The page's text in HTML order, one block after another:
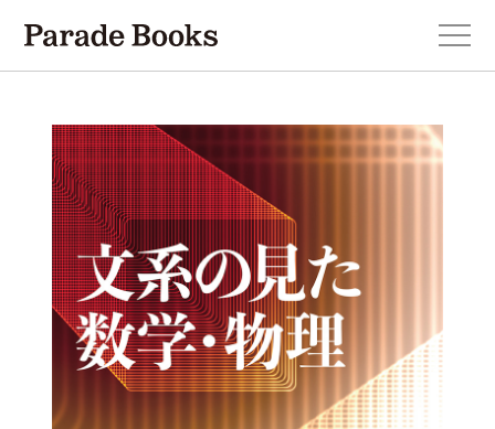
本を探す
新刊・近刊のお知らせ
おすすめ！この一冊。